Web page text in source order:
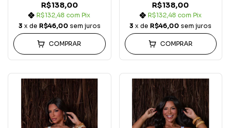
R$138,00
R$132,48com Pix
3 x de R$46,00 sem juros
COMPRAR
R$138,00
R$132,48 com Pix
3 x de R$46,00 sem juros
COMPRAR